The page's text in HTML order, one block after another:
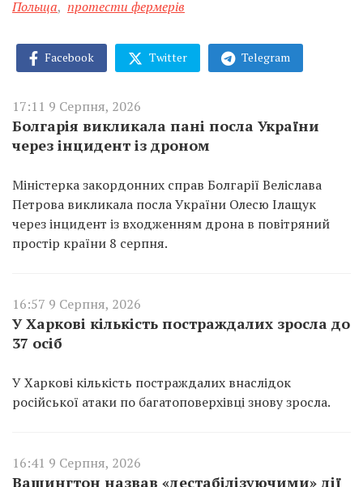
Польща, протести фермерів
Facebook Twitter Telegram
17:11 9 Серпня, 2026
Болгарія викликала пані посла України
через інцидент із дроном
Міністерка закордонних справ Болгарії Веліслава
Петрова викликала посла України Олесю Ілащук
через інцидент із входженням дрона в повітряний
простір країни 8 серпня.
16:57 9 Серпня, 2026
У Харкові кількість постраждалих зросла до
37 осіб
У Харкові кількість постраждалих внаслідок
російської атаки по багатоповерхівці знову зросла.
16:41 9 Серпня, 2026
Вашингтон назвав «дестабілізуючими» дії